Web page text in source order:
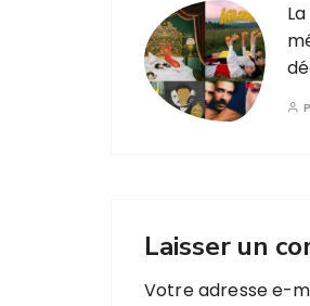
Laisser un
Votre adresse e-